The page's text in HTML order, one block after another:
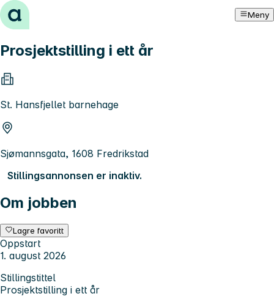
Hopp til innhold Meny
Prosjektstilling i ett år
St. Hansfjellet barnehage
Sjømannsgata, 1608 Fredrikstad
Stillingsannonsen er inaktiv.
Om jobben
Lagre favoritt
Oppstart
1. august 2026
Stillingstittel
Prosjektstilling i ett år